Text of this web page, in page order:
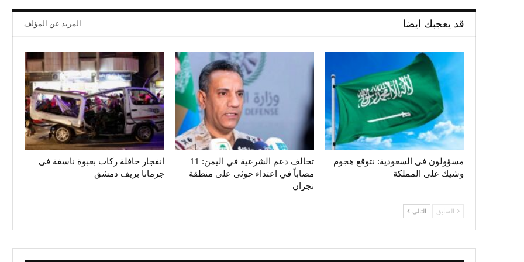
قد يعجبك ايضا المزيد عن المؤلف
مسؤولون فى السعودية: نتوقع هجوم
وشيك على المملكة
تحالف دعم الشرعية في اليمن: 11
مصاباً في اعتداء حوثى على منطقة
نجران
انفجار حافلة ركاب بعبوة ناسفة فى
جرمانا بريف دمشق
السابق التالي